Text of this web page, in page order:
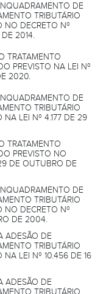
DE
TRIBUTÁRIO
NO DECRETO Nº
2014.
TRATAMENTO
PREVISTO NA LEI Nº
2020.
DE
TRIBUTÁRIO
NA LEI Nº 4.177 DE 29
TRATAMENTO
PREVISTO NO
DE OUTUBRO DE
DE
TRIBUTÁRIO
NO DECRETO Nº
DE 2004.
ADESÃO DE
TRIBUTÁRIO
NA LEI Nº 10.456 DE 16
ADESÃO DE
TRIBUTÁRIO